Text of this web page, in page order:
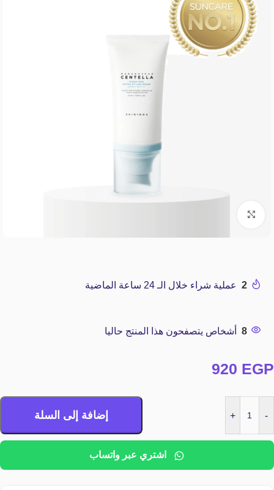
2 عملية شراء خلال الـ 24 ساعة الماضية
8 أشخاص يتصفحون هذا المنتج حاليا
920 EGP
-
+ إضافة إلى السلة
اشتري عبر واتساب